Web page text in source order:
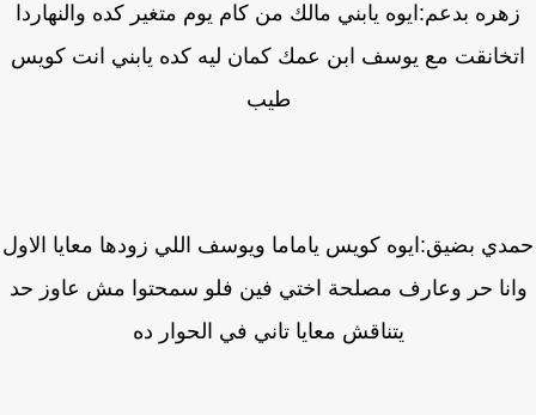
بدعم:ايوه يابني مالك من كام يوم متغير كده والنهاردا
مع يوسف ابن عمك كمان ليه كده يابني انت كويس
طيب
بضيق:ايوه كويس ياماما ويوسف اللي زودها معايا الاول
حر وعارف مصلحة اختي فين فلو سمحتوا مش عاوز حد
يتناقش معايا تاني في الحوار ده